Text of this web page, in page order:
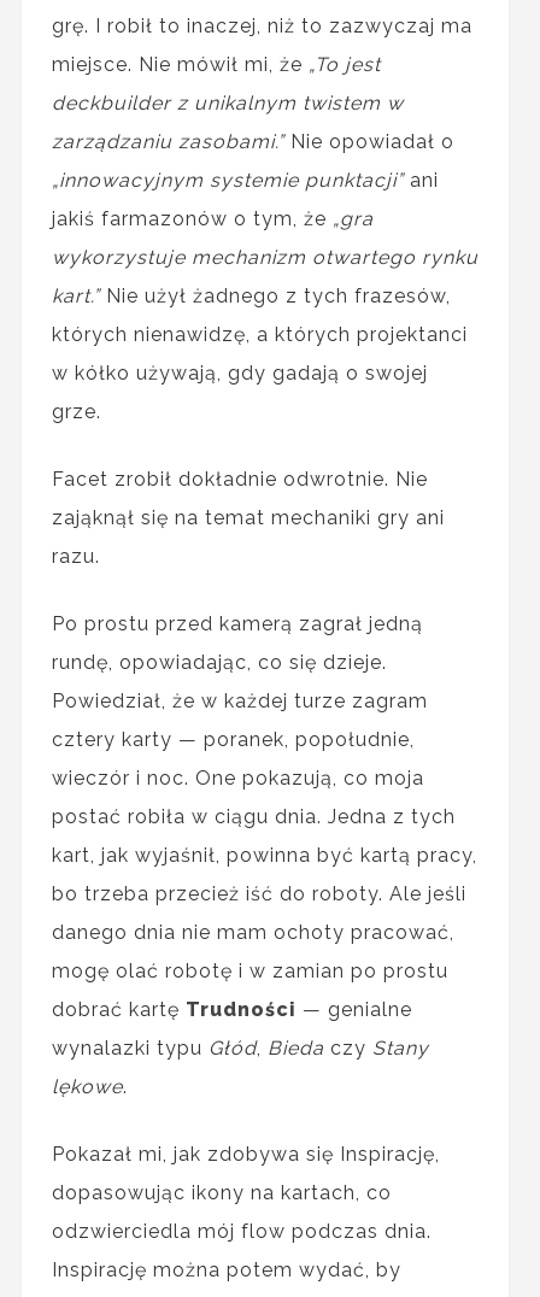
grę. I robił to inaczej, niż to zazwyczaj ma
miejsce. Nie mówił mi, że „To jest
deckbuilder z unikalnym twistem w
zarządzaniu zasobami.”Nie opowiadał o
„innowacyjnym systemie punktacji”ani
jakiś farmazonów o tym, że „gra
wykorzystuje mechanizm otwartego rynku
kart.”Nie użył żadnego z tych frazesów,
których nienawidzę, a których projektanci
w kółko używają, gdy gadają o swojej
grze.
Facet zrobił dokładnie odwrotnie. Nie
zająknął się na temat mechaniki gry ani
razu.
Po prostu przed kamerą zagrał jedną
rundę, opowiadając, co się dzieje.
Powiedział, że w każdej turze zagram
cztery karty — poranek, popołudnie,
wieczór i noc. One pokazują, co moja
postać robiła w ciągu dnia. Jedna z tych
kart, jak wyjaśnił, powinna być kartą pracy,
bo trzeba przecież iść do roboty. Ale jeśli
danego dnia nie mam ochoty pracować,
mogę olać robotę i w zamian po prostu
dobrać kartę Trudności — genialne
wynalazki typu Głód, Bieda czy Stany
lękowe.
Pokazał mi, jak zdobywa się Inspirację,
dopasowując ikony na kartach, co
odzwierciedla mój flow podczas dnia.
Inspirację można potem wydać, by